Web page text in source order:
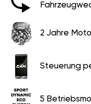
2 Jahre
Steuerung
5